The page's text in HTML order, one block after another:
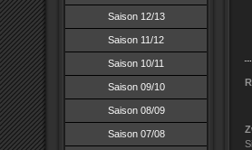
Saison 12/13
Saison 11/12
Saison 10/11
Saison 09/10
Saison 08/09
Saison 07/08